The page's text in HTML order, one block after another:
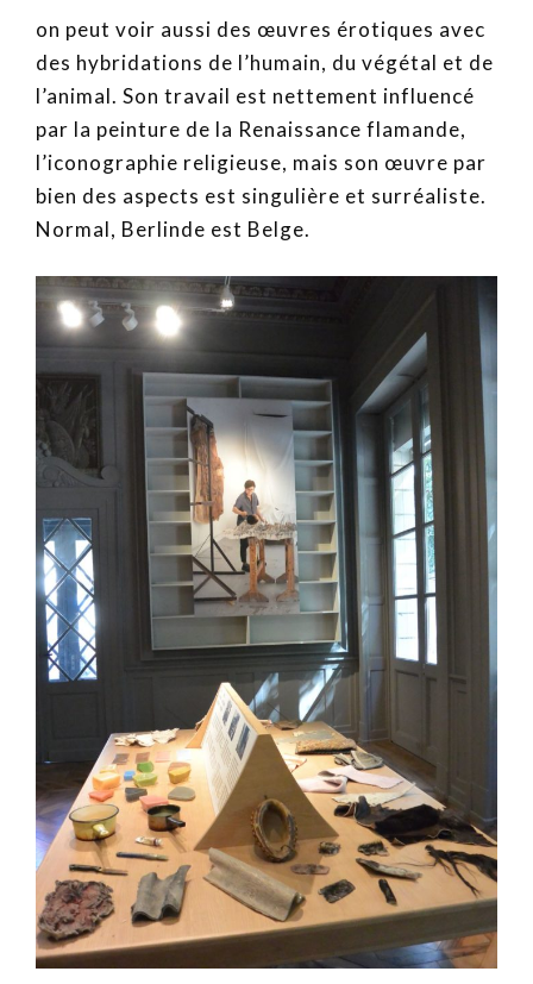
on peut voir aussi des œuvres érotiques avec
des hybridations de l’humain, du végétal et de
l’animal. Son travail est nettement influencé
par la peinture de la Renaissance flamande,
l’iconographie religieuse, mais son œuvre par
bien des aspects est singulière et surréaliste.
Normal, Berlinde est Belge.